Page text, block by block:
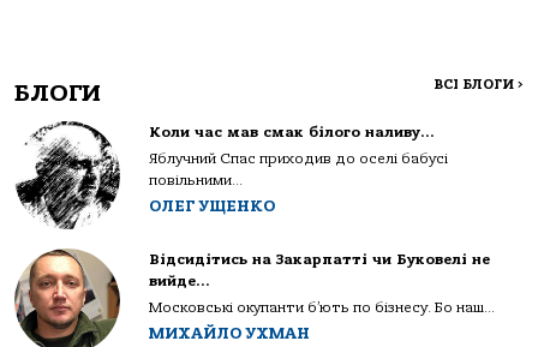
БЛОГИ ВСІ БЛОГИ >
Коли час мав смак білого наливу…
Яблучний Спас приходив до оселі бабусі
повільними...
ОЛЕГ УЩЕНКО
Відсидітись на Закарпатті чи Буковелі не
вийде…
Московські окупанти б’ють по бізнесу. Бо наш...
МИХАЙЛО УХМАН